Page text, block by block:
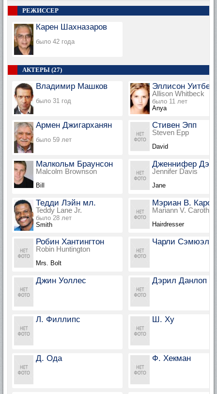
РЕЖИССЕР
Карен Шахназаров
было 42 года
АКТЕРЫ (27)
Владимир Машков
было 31 год
Эллисон Уитбек
Allison Whitbeck
было 11 лет
Anya
Армен Джигарханян
было 59 лет
Стивен Эпп
Steven Epp
David
Малкольм Браунсон
Malcolm Brownson
Bill
Дженнифер
Jennifer Davis
Jane
Тедди Лэйн мл.
Teddy Lane Jr.
было 28 лет
Smith
Мэриан В.
Mariann V.
Hairdresser
Робин Хантингтон
Robin Huntington
Mrs. Bolt
Чарли Сэмюэл
Джин Уоллес Дэрил Данлоп
Л. Филлипс Ш. Ху
Д. Ода Ф. Хекман